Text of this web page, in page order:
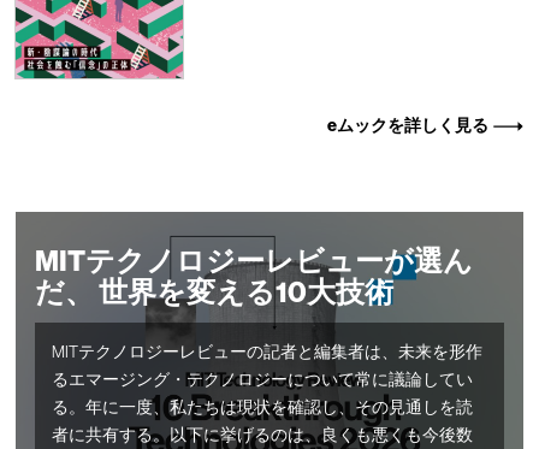
eムックを詳しく見る
MITテクノロジーレビューが選ん
だ、 世界を変える10大技術
MITテクノロジーレビューの記者と編集者は、未来を形作
るエマージング・テクノロジーについて常に議論してい
る。年に一度、私たちは現状を確認し、その見通しを読
者に共有する。以下に挙げるのは、良くも悪くも今後数